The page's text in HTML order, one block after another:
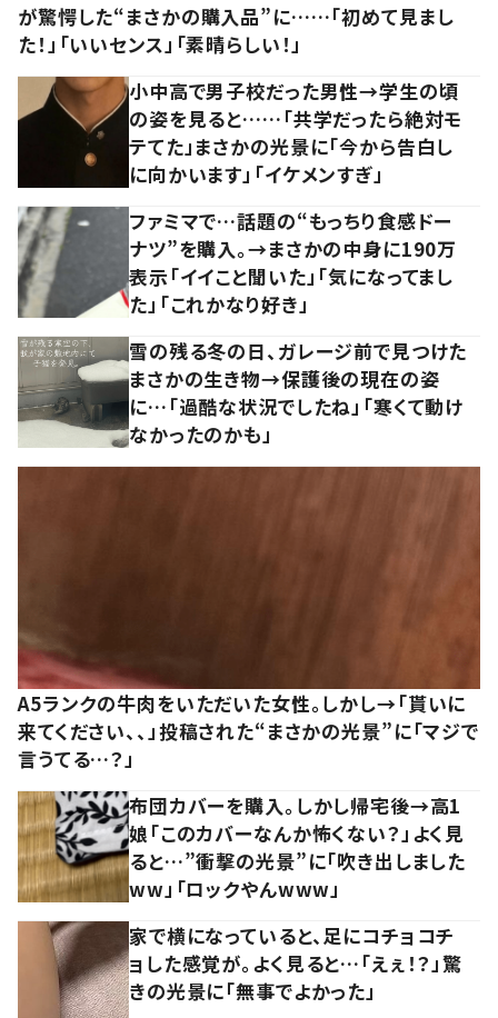
が驚愕した“まさかの購入品”に……「初めて見まし
た！」「いいセンス」「素晴らしい！」
小中高で男子校だった男性→学生の頃
の姿を見ると……「共学だったら絶対モ
テてた」まさかの光景に「今から告白し
に向かいます」「イケメンすぎ」
ファミマで…話題の“もっちり食感ドー
ナツ”を購入。→まさかの中身に190万
表示「イイこと聞いた」「気になってまし
た」「これかなり好き」
雪の残る冬の日、ガレージ前で見つけた
まさかの生き物→保護後の現在の姿
に…「過酷な状況でしたね」「寒くて動け
なかったのかも」
A5ランクの牛肉をいただいた女性。しかし→「貰いに
来てください、、」投稿された“まさかの光景”に「マジで
言うてる…？」
布団カバーを購入。しかし帰宅後→高1
娘「このカバーなんか怖くない？」よく見
ると…”衝撃の光景”に「吹き出しました
ww」「ロックやんwww」
家で横になっていると、足にコチョコチ
ョした感覚が。よく見ると…「えぇ！？」驚
きの光景に「無事でよかった」